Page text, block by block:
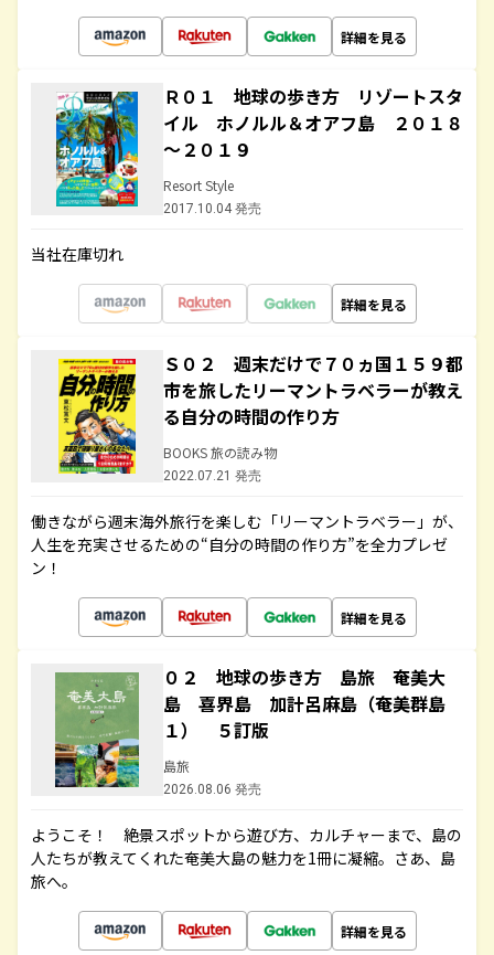
詳細を見る
Ｒ０１ 地球の歩き方 リゾートスタ
イル ホノルル＆オアフ島 ２０１８
～２０１９
Resort Style
2017.10.04 発売
当社在庫切れ
詳細を見る
Ｓ０２ 週末だけで７０ヵ国１５９都
市を旅したリーマントラベラーが教え
る自分の時間の作り方
BOOKS 旅の読み物
2022.07.21 発売
働きながら週末海外旅行を楽しむ「リーマントラベラー」が、
人生を充実させるための“自分の時間の作り方”を全力プレゼ
ン！
詳細を見る
０２ 地球の歩き方 島旅 奄美大
島 喜界島 加計呂麻島（奄美群島
１） ５訂版
島旅
2026.08.06 発売
ようこそ！ 絶景スポットから遊び方、カルチャーまで、島の
人たちが教えてくれた奄美大島の魅力を1冊に凝縮。さあ、島
旅へ。
詳細を見る